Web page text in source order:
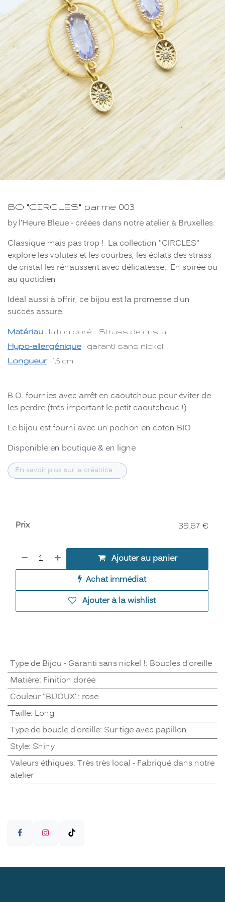
BO "CIRCLES" parme 003
by l'Heure Bleue - créées dans notre atelier à Bruxelles.
Classique mais pas trop ! La collection "CIRCLES"
explore les volutes et les courbes, les éclats des strass
de cristal les réhaussent avec délicatesse. En soirée ou
au quotidien !
Idéal aussi à offrir, ce bijou est la promesse d'un
succès assuré.
Matériau : laiton doré - Strass de cristal
Hypo-allergénique : garanti sans nickel
Longueur : 1,5 cm
B.O. fournies avec arrêt en caoutchouc pour éviter de
les perdre (très important le petit caoutchouc !)
Le bijou est fourni avec un pochon en coton BIO
Disponible en boutique & en ligne
En savoir plus sur la créatrice ...
Ajouter au panier
Achat immédiat
Ajouter à la wishlist
Prix 39,67 €
Type de Bijou - Garanti sans nickel !: Boucles d'oreille
Matière: Finition dorée
Couleur "BIJOUX": rose
Taille: Long
Type de boucle d'oreille: Sur tige avec papillon
Style: Shiny
Valeurs éthiques: Très très local - Fabriqué dans notre
atelier